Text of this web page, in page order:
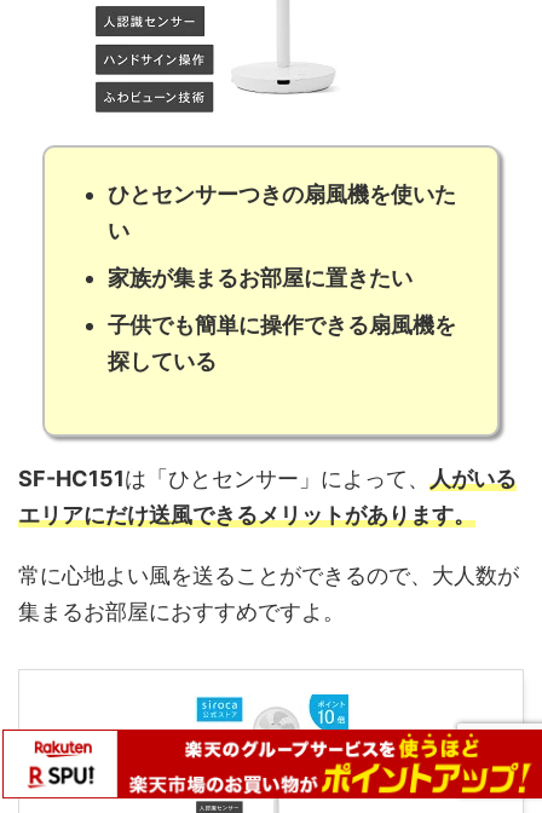
ひとセンサーつきの扇風機を使いた
い
家族が集まるお部屋に置きたい
子供でも簡単に操作できる扇風機を
探している
SF-HC151は「ひとセンサー」によって、 人がいる
エリアにだけ送風できるメリットがあります。
常に心地よい風を送ることができるので、大人数が
集まるお部屋におすすめですよ。